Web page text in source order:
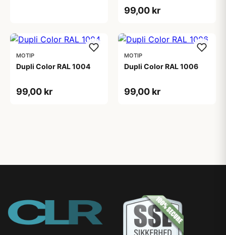
99,00 kr
MOTIP
Dupli Color RAL 1004
99,00 kr
MOTIP
Dupli Color RAL 1006
99,00 kr